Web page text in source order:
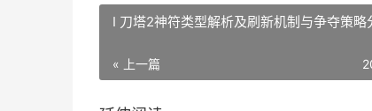
I 刀塔2神符类型解析及刷新机制与争夺策略
« 上一篇